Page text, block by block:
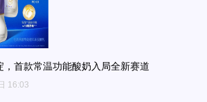
，首款常温功能酸奶入局全新赛道
16:03